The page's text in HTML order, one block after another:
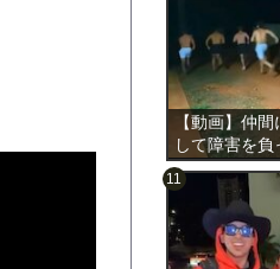
【動画】仲
して障害を負